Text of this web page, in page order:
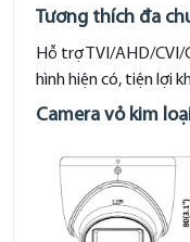
Tương thích đa
Hỗ trợ TVI/AHD/CVI/
hình hiện có, tiện lợi
Camera vỏ kim